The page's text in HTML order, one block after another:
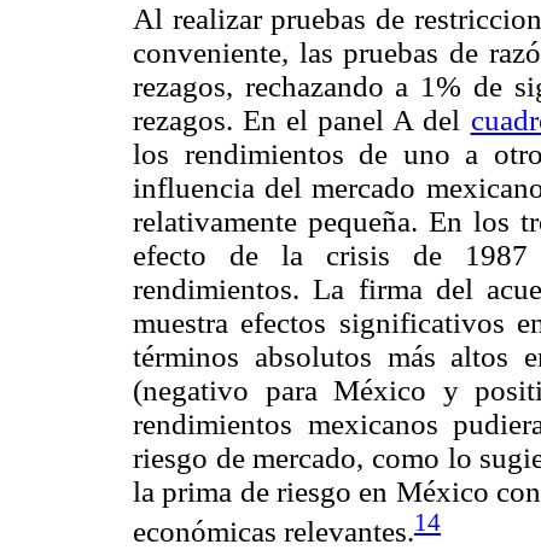
Al realizar pruebas de
conveniente, las pruebas de
rezagos, rechazando a 1% de
rezagos. En el panel A del
los rendimientos de uno a
influencia del mercado
relativamente pequeña. En los
efecto de la crisis de 1987
rendimientos. La firma del
muestra efectos significativos
términos absolutos más altos
(negativo para México y
rendimientos mexicanos
riesgo de mercado, como lo
la prima de riesgo en México
económicas relevantes.14